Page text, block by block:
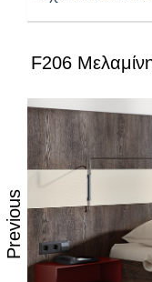
Ιδιότητες:
– Εξαιρετική
– Ανθεκτικότητα
– Υψηλές
– Δυνατότητα
– Επιφάνεια
F206
Previous